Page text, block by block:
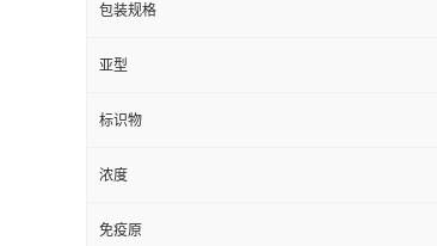
包装规格
亚型
标识物
浓度
免疫原